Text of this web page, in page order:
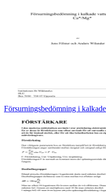
Försurningsbedömning i